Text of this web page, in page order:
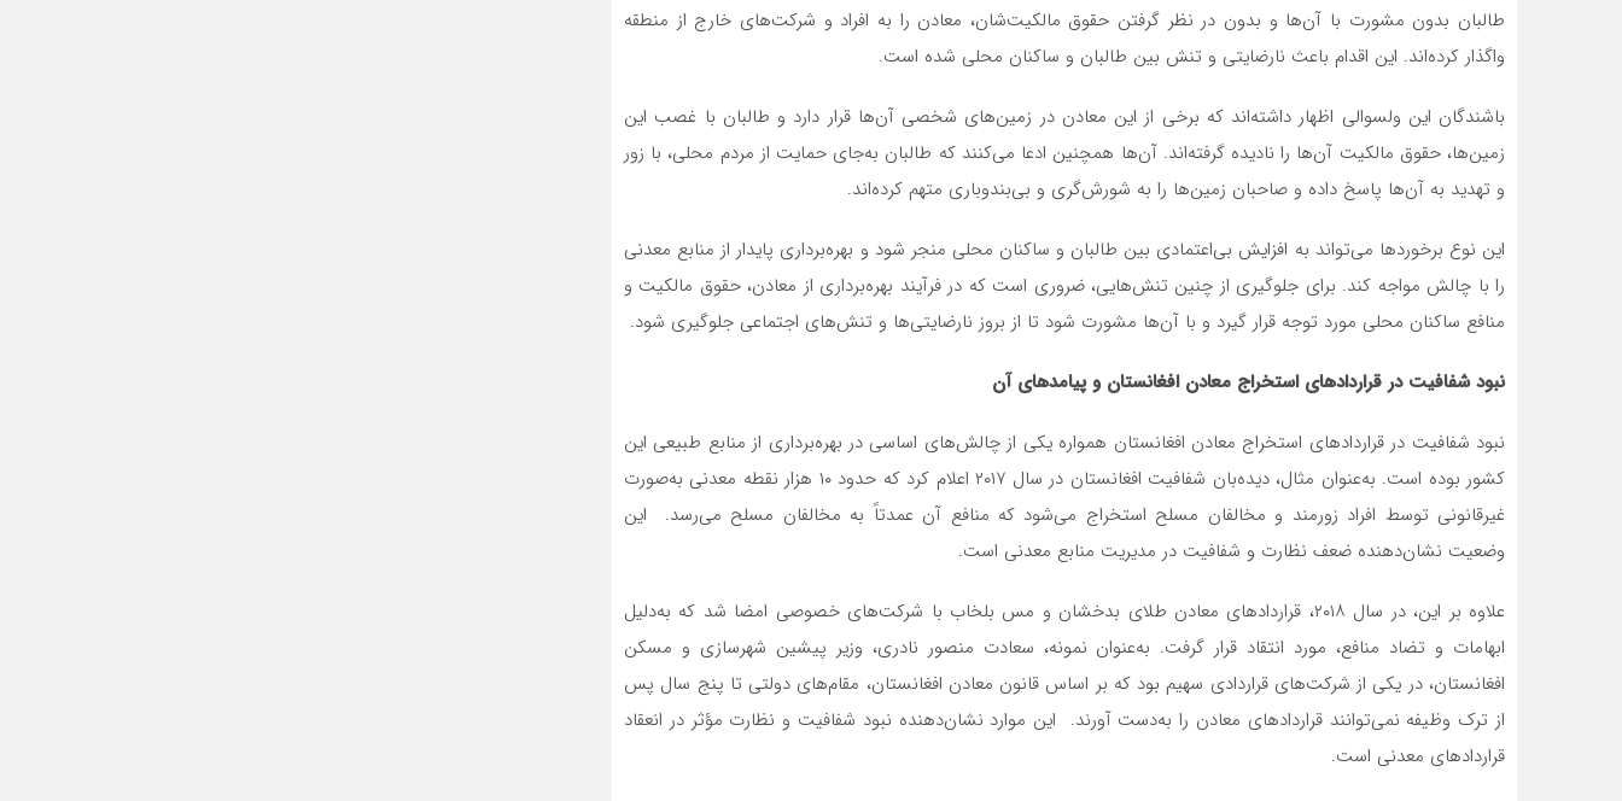
طالبان بدون مشورت با آن‌ها و بدون در نظر گرفتن حقوق مالکیت‌شان، معادن را به افراد و شرکت‌های خارج از منطقه
واگذار کرده‌اند. این اقدام باعث نارضایتی و تنش بین طالبان و ساکنان محلی شده است.
باشندگان این ولسوالی اظهار داشته‌اند که برخی از این معادن در زمین‌های شخصی آن‌ها قرار دارد و طالبان با غصب این
زمین‌ها، حقوق مالکیت آن‌ها را نادیده گرفته‌اند. آن‌ها همچنین ادعا می‌کنند که طالبان به‌جای حمایت از مردم محلی، با زور
و تهدید به آن‌ها پاسخ داده و صاحبان زمین‌ها را به شورش‌گری و بی‌بندوباری متهم کرده‌اند.
این نوع برخوردها می‌تواند به افزایش بی‌اعتمادی بین طالبان و ساکنان محلی منجر شود و بهره‌برداری پایدار از منابع معدنی
را با چالش مواجه کند. برای جلوگیری از چنین تنش‌هایی، ضروری است که در فرآیند بهره‌برداری از معادن، حقوق مالکیت و
منافع ساکنان محلی مورد توجه قرار گیرد و با آن‌ها مشورت شود تا از بروز نارضایتی‌ها و تنش‌های اجتماعی جلوگیری شود.
نبود شفافیت در قراردادهای استخراج معادن افغانستان و پیامدهای آن
نبود شفافیت در قراردادهای استخراج معادن افغانستان همواره یکی از چالش‌های اساسی در بهره‌برداری از منابع طبیعی این
کشور بوده است. به‌عنوان مثال، دیده‌بان شفافیت افغانستان در سال ۲۰۱۷ اعلام کرد که حدود ۱۰ هزار نقطه معدنی به‌صورت
غیرقانونی توسط افراد زورمند و مخالفان مسلح استخراج می‌شود که منافع آن عمدتاً به مخالفان مسلح می‌رسد. این
وضعیت نشان‌دهنده ضعف نظارت و شفافیت در مدیریت منابع معدنی است.
علاوه بر این، در سال ۲۰۱۸، قراردادهای معادن طلای بدخشان و مس بلخاب با شرکت‌های خصوصی امضا شد که به‌دلیل
ابهامات و تضاد منافع، مورد انتقاد قرار گرفت. به‌عنوان نمونه، سعادت منصور نادری، وزیر پیشین شهرسازی و مسکن
افغانستان، در یکی از شرکت‌های قراردادی سهیم بود که بر اساس قانون معادن افغانستان، مقام‌های دولتی تا پنج سال پس
از ترک وظیفه نمی‌توانند قراردادهای معادن را به‌دست آورند. این موارد نشان‌دهنده نبود شفافیت و نظارت مؤثر در انعقاد
قراردادهای معدنی است.